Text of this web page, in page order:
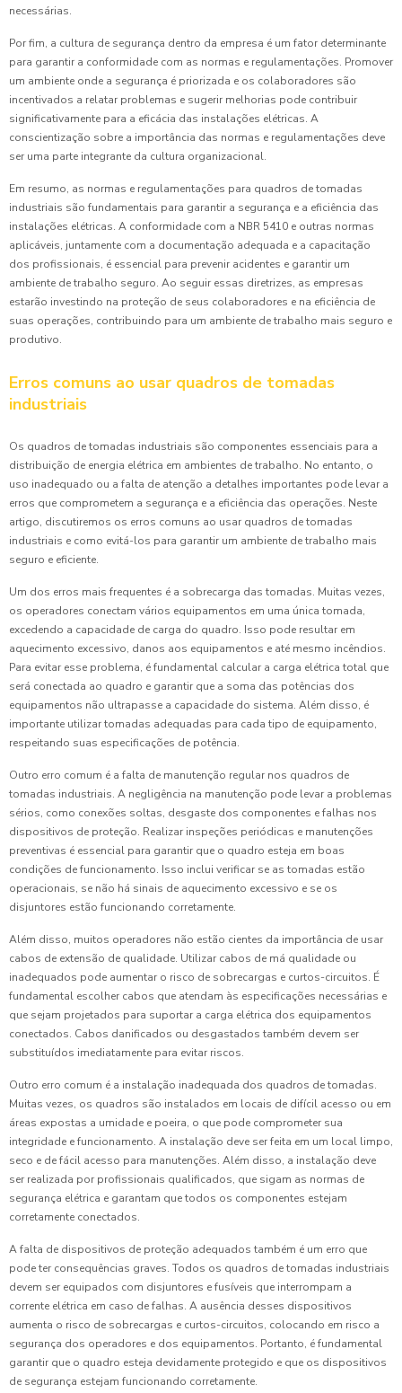
necessárias.
Por fim, a cultura de segurança dentro da empresa é um fator determinante
para garantir a conformidade com as normas e regulamentações. Promover
um ambiente onde a segurança é priorizada e os colaboradores são
incentivados a relatar problemas e sugerir melhorias pode contribuir
significativamente para a eficácia das instalações elétricas. A
conscientização sobre a importância das normas e regulamentações deve
ser uma parte integrante da cultura organizacional.
Em resumo, as normas e regulamentações para quadros de tomadas
industriais são fundamentais para garantir a segurança e a eficiência das
instalações elétricas. A conformidade com a NBR 5410 e outras normas
aplicáveis, juntamente com a documentação adequada e a capacitação
dos profissionais, é essencial para prevenir acidentes e garantir um
ambiente de trabalho seguro. Ao seguir essas diretrizes, as empresas
estarão investindo na proteção de seus colaboradores e na eficiência de
suas operações, contribuindo para um ambiente de trabalho mais seguro e
produtivo.
Erros comuns ao usar quadros de tomadas
industriais
Os quadros de tomadas industriais são componentes essenciais para a
distribuição de energia elétrica em ambientes de trabalho. No entanto, o
uso inadequado ou a falta de atenção a detalhes importantes pode levar a
erros que comprometem a segurança e a eficiência das operações. Neste
artigo, discutiremos os erros comuns ao usar quadros de tomadas
industriais e como evitá-los para garantir um ambiente de trabalho mais
seguro e eficiente.
Um dos erros mais frequentes é a sobrecarga das tomadas. Muitas vezes,
os operadores conectam vários equipamentos em uma única tomada,
excedendo a capacidade de carga do quadro. Isso pode resultar em
aquecimento excessivo, danos aos equipamentos e até mesmo incêndios.
Para evitar esse problema, é fundamental calcular a carga elétrica total que
será conectada ao quadro e garantir que a soma das potências dos
equipamentos não ultrapasse a capacidade do sistema. Além disso, é
importante utilizar tomadas adequadas para cada tipo de equipamento,
respeitando suas especificações de potência.
Outro erro comum é a falta de manutenção regular nos quadros de
tomadas industriais. A negligência na manutenção pode levar a problemas
sérios, como conexões soltas, desgaste dos componentes e falhas nos
dispositivos de proteção. Realizar inspeções periódicas e manutenções
preventivas é essencial para garantir que o quadro esteja em boas
condições de funcionamento. Isso inclui verificar se as tomadas estão
operacionais, se não há sinais de aquecimento excessivo e se os
disjuntores estão funcionando corretamente.
Além disso, muitos operadores não estão cientes da importância de usar
cabos de extensão de qualidade. Utilizar cabos de má qualidade ou
inadequados pode aumentar o risco de sobrecargas e curtos-circuitos. É
fundamental escolher cabos que atendam às especificações necessárias e
que sejam projetados para suportar a carga elétrica dos equipamentos
conectados. Cabos danificados ou desgastados também devem ser
substituídos imediatamente para evitar riscos.
Outro erro comum é a instalação inadequada dos quadros de tomadas.
Muitas vezes, os quadros são instalados em locais de difícil acesso ou em
áreas expostas a umidade e poeira, o que pode comprometer sua
integridade e funcionamento. A instalação deve ser feita em um local limpo,
seco e de fácil acesso para manutenções. Além disso, a instalação deve
ser realizada por profissionais qualificados, que sigam as normas de
segurança elétrica e garantam que todos os componentes estejam
corretamente conectados.
A falta de dispositivos de proteção adequados também é um erro que
pode ter consequências graves. Todos os quadros de tomadas industriais
devem ser equipados com disjuntores e fusíveis que interrompam a
corrente elétrica em caso de falhas. A ausência desses dispositivos
aumenta o risco de sobrecargas e curtos-circuitos, colocando em risco a
segurança dos operadores e dos equipamentos. Portanto, é fundamental
garantir que o quadro esteja devidamente protegido e que os dispositivos
de segurança estejam funcionando corretamente.